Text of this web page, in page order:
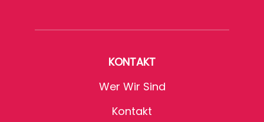
KONTAKT
Wer Wir Sind
Kontakt